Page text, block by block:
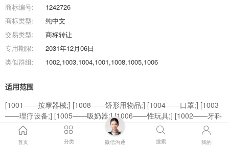
商标编号:
1242726
商标类型:
纯中文
交易类型:
商标转让
专用期限:
2031年12月06日
类似群组:
1002,1003,1004,1001,1008,1005,1006
适用范围
[1001——按摩器械;] [1008——矫形用物品;] [1004——口罩;] [1003
——理疗设备;] [1005——吸奶器;] [1006——性玩具;] [1002——牙科
设备和仪器;] [1001——医疗器械和仪器;] [1004——医用防护服;]
[1001——振动按摩器;]
首页 分类 微信沟通 搜索 我的